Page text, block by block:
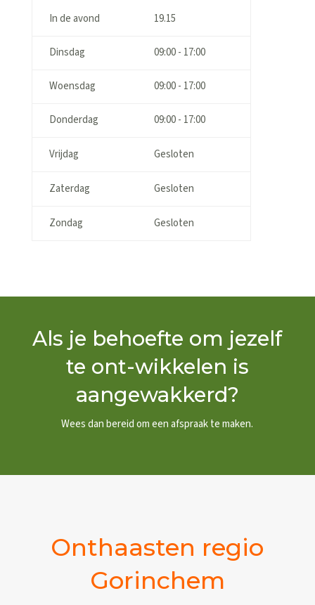
In de avond
19.15
Dinsdag 09:00 - 17:00
Woensdag 09:00 - 17:00
Donderdag 09:00 - 17:00
Vrijdag Gesloten
Zaterdag Gesloten
Zondag Gesloten
Als je behoefte om jezelf
te ont-wikkelen is
aangewakkerd?
Wees dan bereid om een afspraak te maken.
Onthaasten regio
Gorinchem